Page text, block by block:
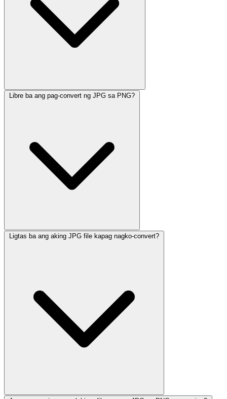
Libre ba ang pag-convert ng JPG sa PNG?
Ligtas ba ang aking JPG file kapag nagko-convert?